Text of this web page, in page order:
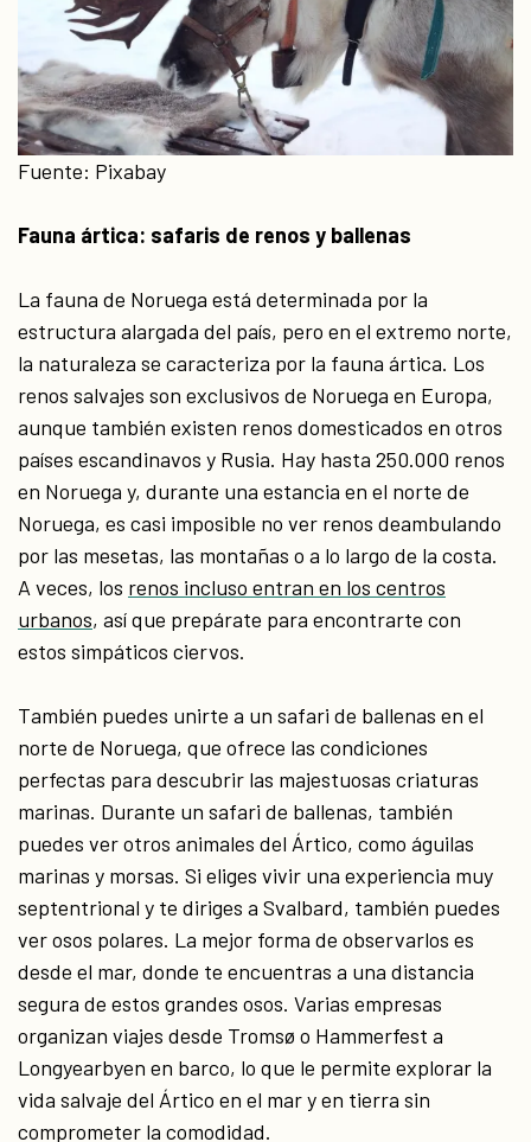
Fuente: Pixabay
Fauna ártica: safaris de renos y ballenas
La fauna de Noruega está determinada por la
estructura alargada del país, pero en el extremo norte,
la naturaleza se caracteriza por la fauna ártica. Los
renos salvajes son exclusivos de Noruega en Europa,
aunque también existen renos domesticados en otros
países escandinavos y Rusia. Hay hasta 250.000 renos
en Noruega y, durante una estancia en el norte de
Noruega, es casi imposible no ver renos deambulando
por las mesetas, las montañas o a lo largo de la costa.
A veces, los renos incluso entran en los centros
urbanos, así que prepárate para encontrarte con
estos simpáticos ciervos.
También puedes unirte a un safari de ballenas en el
norte de Noruega, que ofrece las condiciones
perfectas para descubrir las majestuosas criaturas
marinas. Durante un safari de ballenas, también
puedes ver otros animales del Ártico, como águilas
marinas y morsas. Si eliges vivir una experiencia muy
septentrional y te diriges a Svalbard, también puedes
ver osos polares. La mejor forma de observarlos es
desde el mar, donde te encuentras a una distancia
segura de estos grandes osos. Varias empresas
organizan viajes desde Tromsø o Hammerfest a
Longyearbyen en barco, lo que le permite explorar la
vida salvaje del Ártico en el mar y en tierra sin
comprometer la comodidad.